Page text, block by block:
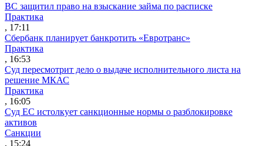
ВС защитил право на взыскание займа по расписке
Практика
, 17:11
Сбербанк планирует банкротить «Евротранс»
Практика
, 16:53
Суд пересмотрит дело о выдаче исполнительного листа на
решение МКАС
Практика
, 16:05
Суд ЕС истолкует санкционные нормы о разблокировке
активов
Санкции
, 15:24